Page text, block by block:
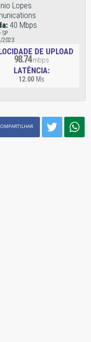
Lopes
40 Mbps
SP
2023
DE UPLOAD
98.74mbps
LATÊNCIA:
12.00 Ms